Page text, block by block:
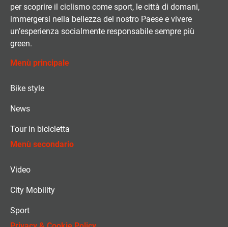
per scoprire il ciclismo come sport, le città di domani,
immergersi nella bellezza del nostro Paese e vivere
un’esperienza socialmente responsabile sempre più
green.
Menù principale
Bike style
News
Tour in bicicletta
Menù secondario
Video
City Mobility
Sport